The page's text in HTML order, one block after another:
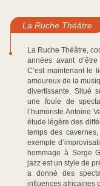
La Ruche Théâtre
La Ruche Théâtre,
années avant
C’est maintenant le
amoureux de la
divertissante. Situé
une foule de
l’humoriste Antoine
étude légère des
temps des
exemple
hommage à Serge
jazz est un style de
a donné des
influences africaines